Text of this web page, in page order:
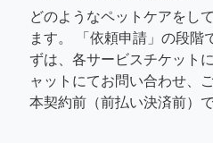
どのようなペットケアをし
ます。 「依頼申請」の段階
ずは、各サービスチケット
ャットにてお問い合わせ、
本契約前（前払い決済前）